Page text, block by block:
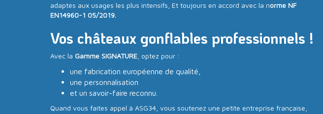
adaptés aux usages les plus intensifs, Et toujours en accord avec la norme NF
EN14960-1 05/2019.
Vos châteaux gonflables professionnels !
Avec la Gamme SIGNATURE , optez pour :
une fabrication européenne de qualité,
une personnalisation
et un savoir-faire reconnu.
Quand vous faites appel à ASG34, vous soutenez une petite entreprise française,